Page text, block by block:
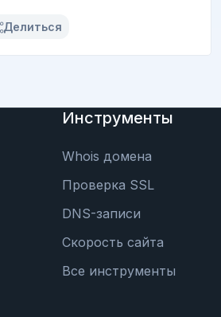
Делиться
Инструменты
Whois домена
Проверка SSL
DNS-записи
Скорость сайта
Все инструменты